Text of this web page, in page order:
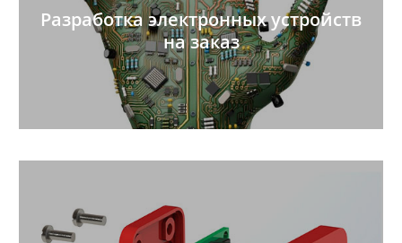
Разработка электронных устройств
на заказ